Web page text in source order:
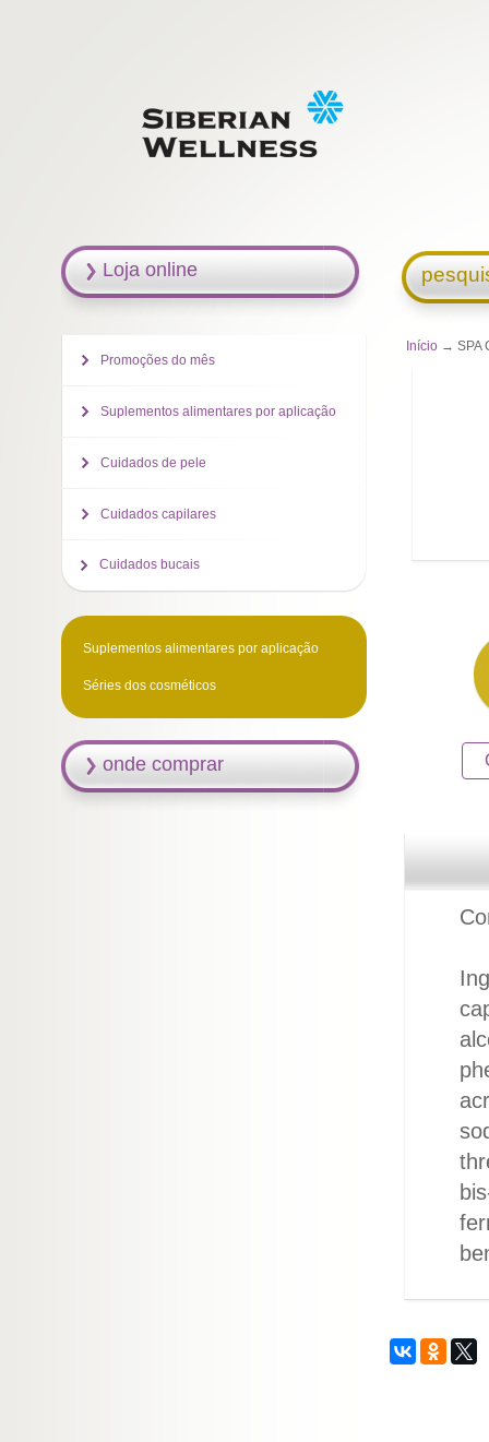
Início → SPA
Loja online
Promoções do mês
Suplementos alimentares por aplicação
Cuidados de pele
Cuidados capilares
Cuidados bucais
Suplementos alimentares por aplicação
Séries dos cosméticos
onde comprar